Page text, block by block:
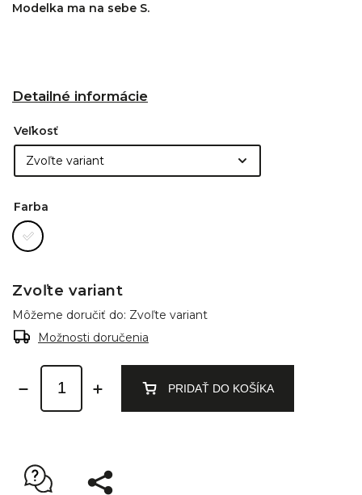
Modelka ma na sebe S.
Detailné informácie
Veľkosť
Farba
Zvoľte variant
Môžeme doručiť do: Zvoľte variant
Možnosti doručenia
PRIDAŤ DO KOŠÍKA